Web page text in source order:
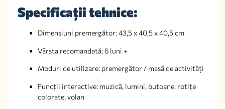
Specificații tehnice:
Dimensiuni premergător: 43,5 x 40,5 x 40,5 cm
Vârsta recomandată: 6 luni +
Moduri de utilizare: premergător / masă de activități
Funcții interactive: muzică, lumini, butoane, rotițe
colorate, volan